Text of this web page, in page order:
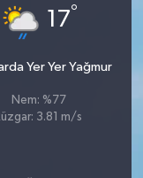
17°
Yer Yer Yağmur
Nem: %77
3.81 m/s